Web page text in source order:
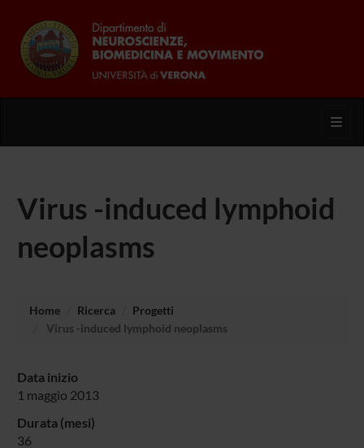
Virus -induced lymphoid
neoplasms
Home Ricerca
Progetti
Virus -induced lymphoid neoplasms
Data inizio
1 maggio 2013
Durata (mesi)
36